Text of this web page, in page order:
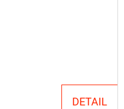
DETAIL